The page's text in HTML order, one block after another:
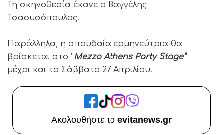
Τη σκηνοθεσία έκανε ο Βαγγέλης
Τσαουσόπουλος.
Παράλληλα, η σπουδαία ερμηνεύτρια θα
βρίσκεται στο “Mezzo Athens Party Stage”
μέχρι και το Σάββατο 27 Απριλίου.
Ακολουθήστε το evitanews.gr